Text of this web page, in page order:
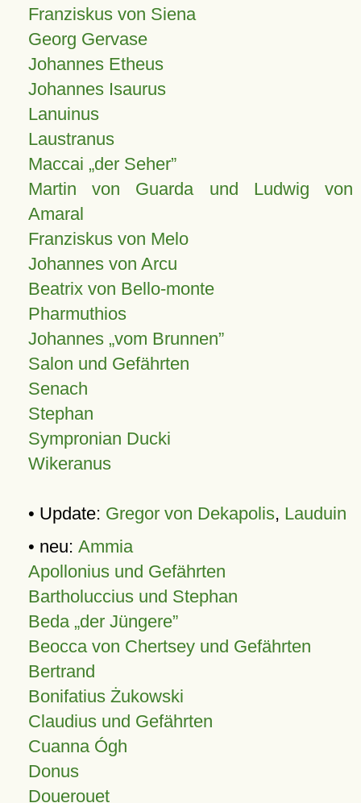
Franziskus von Siena
Georg Gervase
Johannes Etheus
Johannes Isaurus
Lanuinus
Laustranus
Maccai „der Seher”
Martin von Guarda und Ludwig von
Amaral
Franziskus von Melo
Johannes von Arcu
Beatrix von Bello-monte
Pharmuthios
Johannes vom Brunnen
Salon und Gefährten
Senach
Stephan
Sympronian Ducki
Wikeranus
• Update: Gregor von Dekapolis, Lauduin
• neu: Ammia
Apollonius und Gefährten
Bartholuccius und Stephan
Beda „der Jüngere”
Beocca von Chertsey und Gefährten
Bertrand
Bonifatius Żukowski
Claudius und Gefährten
Cuanna Ógh
Donus
Douerouet